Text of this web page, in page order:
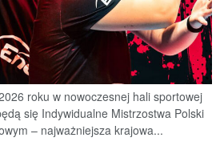
roku w nowoczesnej hali sportowej
się Indywidualne Mistrzostwa Polski
– najważniejsza krajowa...